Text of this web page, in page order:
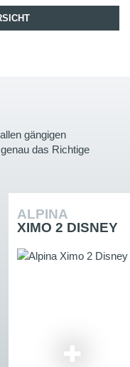
gängigen
das Richtige
ALPINA
XIMO 2 DISNEY